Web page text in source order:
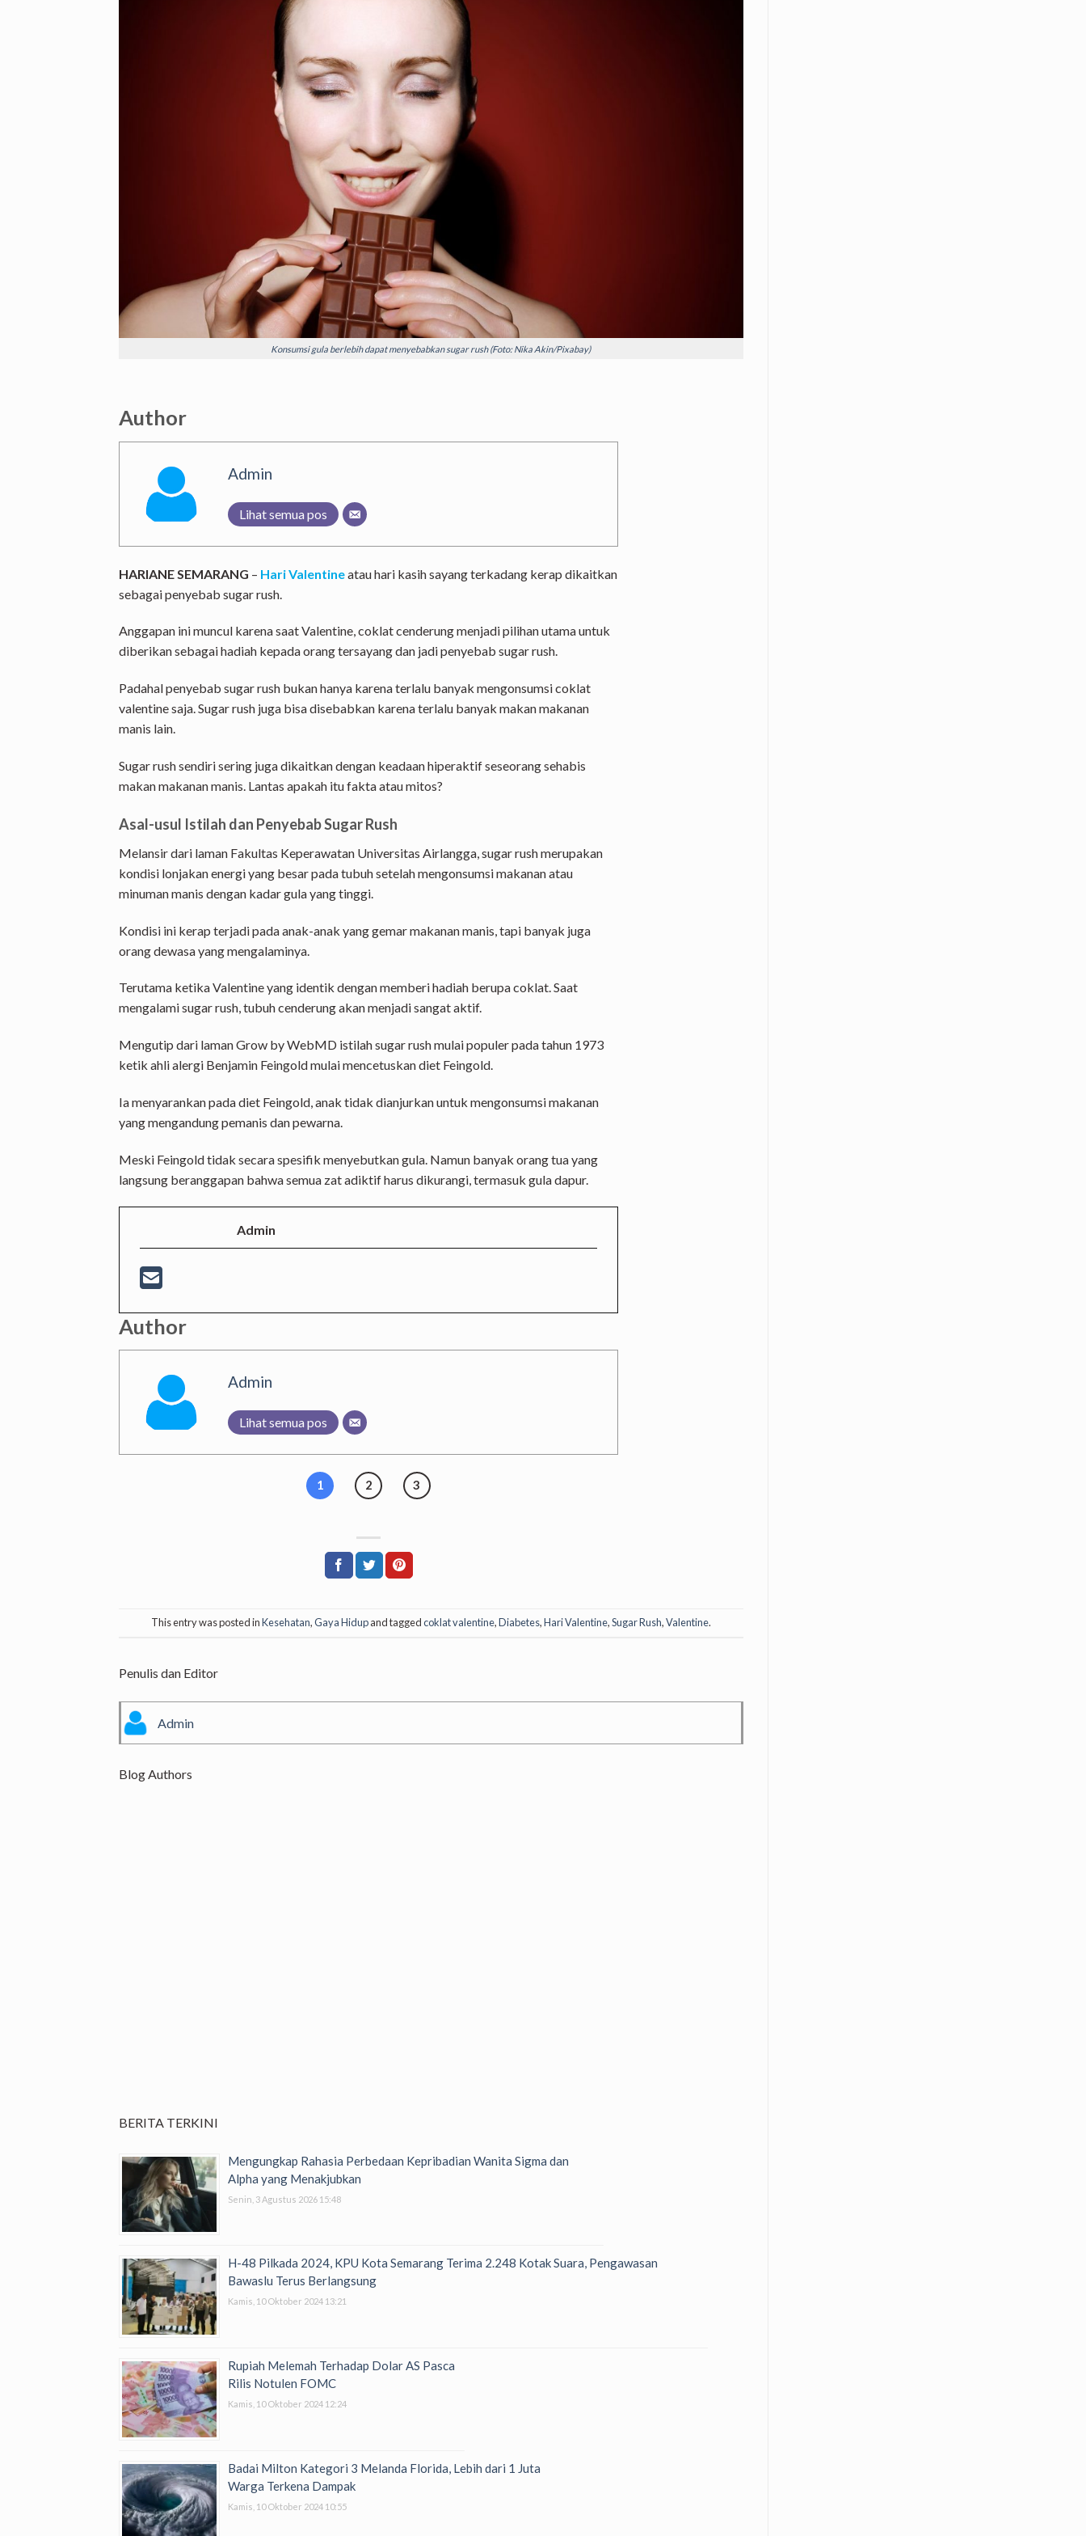
Konsumsi gula berlebih dapat menyebabkan sugar rush (Foto: Nika Akin/Pixabay)
Author
Admin
Lihat semua pos
HARIANE SEMARANG – Hari Valentineatau hari kasih sayang terkadang kerap dikaitkan
sebagai penyebab sugar rush.
Anggapan ini muncul karena saat Valentine, coklat cenderung menjadi pilihan utama untuk
diberikan sebagai hadiah kepada orang tersayang dan jadi penyebab sugar rush.
Padahal penyebab sugar rush bukan hanya karena terlalu banyak mengonsumsi coklat
valentine saja. Sugar rush juga bisa disebabkan karena terlalu banyak makan makanan
manis lain.
Sugar rush sendiri sering juga dikaitkan dengan keadaan hiperaktif seseorang sehabis
makan makanan manis. Lantas apakah itu fakta atau mitos?
Asal-usul Istilah dan Penyebab Sugar Rush
Melansir dari laman Fakultas Keperawatan Universitas Airlangga, sugar rush merupakan
kondisi lonjakan energi yang besar pada tubuh setelah mengonsumsi makanan atau
minuman manis dengan kadar gula yang tinggi.
Kondisi ini kerap terjadi pada anak-anak yang gemar makanan manis, tapi banyak juga
orang dewasa yang mengalaminya.
Terutama ketika Valentine yang identik dengan memberi hadiah berupa coklat. Saat
mengalami sugar rush, tubuh cenderung akan menjadi sangat aktif.
Mengutip dari laman Grow by WebMD istilah sugar rush mulai populer pada tahun 1973
ketik ahli alergi Benjamin Feingold mulai mencetuskan diet Feingold.
Ia menyarankan pada diet Feingold, anak tidak dianjurkan untuk mengonsumsi makanan
yang mengandung pemanis dan pewarna.
Meski Feingold tidak secara spesifik menyebutkan gula. Namun banyak orang tua yang
langsung beranggapan bahwa semua zat adiktif harus dikurangi, termasuk gula dapur.
Admin
Author
Admin
Lihat semua pos
1 2 3
This entry was posted inKesehatan,Gaya Hidupand taggedcoklat valentine,Diabetes,Hari Valentine,Sugar Rush,Valentine.
Penulis dan Editor
Admin
Blog Authors
BERITA TERKINI
Mengungkap Rahasia Perbedaan Kepribadian Wanita Sigma dan
Alpha yang Menakjubkan
Senin, 3 Agustus 2026 15:48
H-48 Pilkada 2024, KPU Kota Semarang Terima 2.248 Kotak Suara, Pengawasan
Bawaslu Terus Berlangsung
Kamis, 10 Oktober 2024 13:21
Rupiah Melemah Terhadap Dolar AS Pasca
Rilis Notulen FOMC
Kamis, 10 Oktober 2024 12:24
Badai Milton Kategori 3 Melanda Florida, Lebih dari 1 Juta
Warga Terkena Dampak
Kamis, 10 Oktober 2024 10:55